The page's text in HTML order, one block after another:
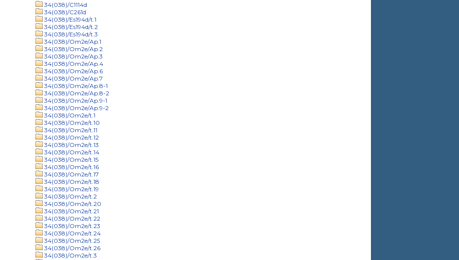
34(038)/C1114d
34(038)/C261d
34(038)/Es194d/t.1
34(038)/Es194d/t.2
34(038)/Es194d/t.3
34(038)/Om2e/Ap.1
34(038)/Om2e/Ap.2
34(038)/Om2e/Ap.3
34(038)/Om2e/Ap.4
34(038)/Om2e/Ap.6
34(038)/Om2e/Ap.7
34(038)/Om2e/Ap.8-1
34(038)/Om2e/Ap.8-2
34(038)/Om2e/Ap.9-1
34(038)/Om2e/Ap.9-2
34(038)/Om2e/t.1
34(038)/Om2e/t.10
34(038)/Om2e/t.11
34(038)/Om2e/t.12
34(038)/Om2e/t.13
34(038)/Om2e/t.14
34(038)/Om2e/t.15
34(038)/Om2e/t.16
34(038)/Om2e/t.17
34(038)/Om2e/t.18
34(038)/Om2e/t.19
34(038)/Om2e/t.2
34(038)/Om2e/t.20
34(038)/Om2e/t.21
34(038)/Om2e/t.22
34(038)/Om2e/t.23
34(038)/Om2e/t.24
34(038)/Om2e/t.25
34(038)/Om2e/t.26
34(038)/Om2e/t.3